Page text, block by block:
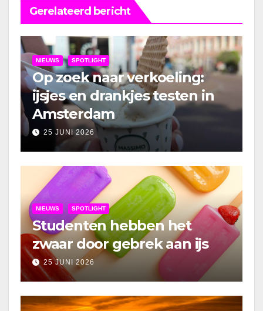
Gerelateerd bericht
NIEUWS SPOTLIGHT
Op zoek naar verkoeling:
ijsjes en drankjes testen in
Amsterdam
25 JUNI 2026
NIEUWS SPOTLIGHT
Studenten hebben het
zwaar door gebrek aan ijs
25 JUNI 2026